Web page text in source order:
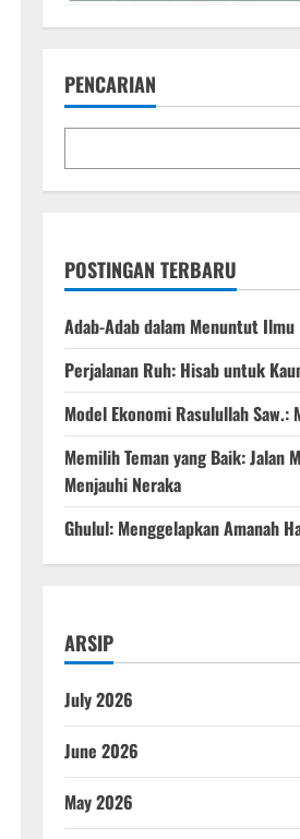
PENCARIAN
POSTINGAN TERBARU
Adab-Adab dalam Menuntut Ilmu
Perjalanan Ruh: Hisab untuk
Model Ekonomi Rasulullah Saw.:
Memilih Teman yang Baik: Jalan
Menjauhi Neraka
Ghulul: Menggelapkan Amanah
ARSIP
July 2026
June 2026
May 2026